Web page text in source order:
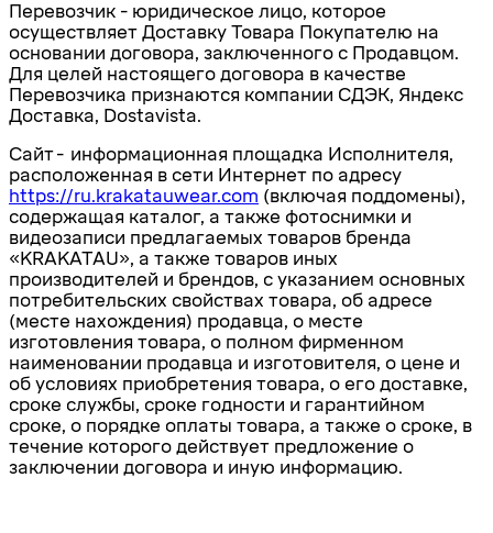
Перевозчик - юридическое лицо, которое
осуществляет Доставку Товара Покупателю на
основании договора, заключенного с Продавцом.
Для целей настоящего договора в качестве
Перевозчика признаются компании СДЭК, Яндекс
Доставка, Dostavista.
Сайт - информационная площадка Исполнителя,
расположенная в сети Интернет по адресу
https://ru.krakatauwear.com (включая поддомены),
содержащая каталог, а также фотоснимки и
видеозаписи предлагаемых товаров бренда
«KRAKATAU», а также товаров иных
производителей и брендов, с указанием основных
потребительских свойствах товара, об адресе
(месте нахождения) продавца, о месте
изготовления товара, о полном фирменном
наименовании продавца и изготовителя, о цене и
об условиях приобретения товара, о его доставке,
сроке службы, сроке годности и гарантийном
сроке, о порядке оплаты товара, а также о сроке, в
течение которого действует предложение о
заключении договора и иную информацию.